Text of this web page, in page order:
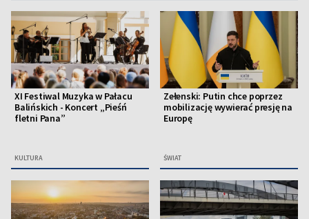
XI Festiwal Muzyka w Pałacu
Balińskich - Koncert „Pieśń
fletni Pana”
KULTURA
Zełenski: Putin chce poprzez
mobilizację wywierać presję na
Europę
ŚWIAT